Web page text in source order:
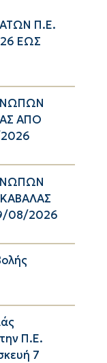
Π.Ε.
ΕΩΣ
ΝΩΠΩΝ
ΑΠΟ
ΝΩΠΩΝ
08/2026
Π.Ε.
7